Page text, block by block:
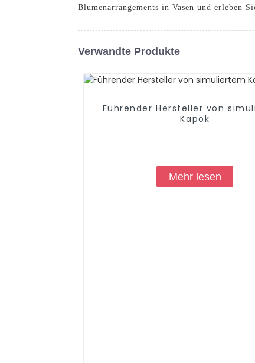
Blumenarrangements in Vasen und erleben
Verwandte Produkte
Führender Hersteller von
Kapok
Mehr lesen